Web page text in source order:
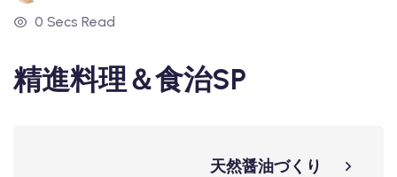
0 Secs Read
精進料理＆食治SP
天然醤油づくり